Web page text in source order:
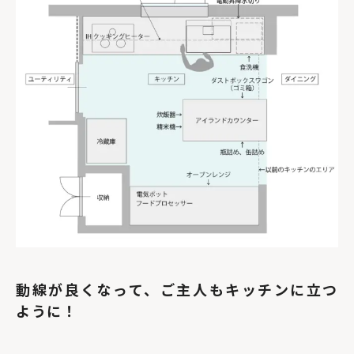
動線が良くなって、ご主人もキッチンに立つ
ように！